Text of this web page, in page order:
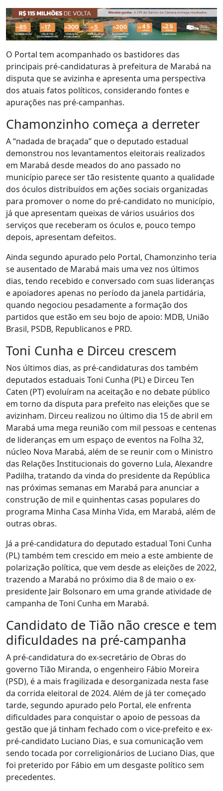
O Portal tem acompanhado os bastidores das
principais pré-candidaturas à prefeitura de Marabá na
disputa que se avizinha e apresenta uma perspectiva
dos atuais fatos políticos, considerando fontes e
apurações nas pré-campanhas.
Chamonzinho começa a derreter
A “nadada de braçada” que o deputado estadual
demonstrou nos levantamentos eleitorais realizados
em Marabá desde meados do ano passado no
município parece ser tão resistente quanto a qualidade
dos óculos distribuídos em ações sociais organizadas
para promover o nome do pré-candidato no município,
já que apresentam queixas de vários usuários dos
serviços que receberam os óculos e, pouco tempo
depois, apresentam defeitos.
Ainda segundo apurado pelo Portal, Chamonzinho teria
se ausentado de Marabá mais uma vez nos últimos
dias, tendo recebido e conversado com suas lideranças
e apoiadores apenas no período da janela partidária,
quando negociou pesadamente a formação dos
partidos que estão em seu bojo de apoio: MDB, União
Brasil, PSDB, Republicanos e PRD.
Toni Cunha e Dirceu crescem
Nos últimos dias, as pré-candidaturas dos também
deputados estaduais Toni Cunha (PL) e Dirceu Ten
Caten (PT) evoluíram na aceitação e no debate público
em torno da disputa para prefeito nas eleições que se
avizinham. Dirceu realizou no último dia 15 de abril em
Marabá uma mega reunião com mil pessoas e centenas
de lideranças em um espaço de eventos na Folha 32,
núcleo Nova Marabá, além de se reunir com o Ministro
das Relações Institucionais do governo Lula, Alexandre
Padilha, tratando da vinda do presidente da República
nas próximas semanas em Marabá para anunciar a
construção de mil e quinhentas casas populares do
programa Minha Casa Minha Vida, em Marabá, além de
outras obras.
Já a pré-candidatura do deputado estadual Toni Cunha
(PL) também tem crescido em meio a este ambiente de
polarização política, que vem desde as eleições de 2022,
trazendo a Marabá no próximo dia 8 de maio o ex-
presidente Jair Bolsonaro em uma grande atividade de
campanha de Toni Cunha em Marabá.
Candidato de Tião não cresce e tem
dificuldades na pré-campanha
A pré-candidatura do ex-secretário de Obras do
governo Tião Miranda, o engenheiro Fábio Moreira
(PSD), é a mais fragilizada e desorganizada nesta fase
da corrida eleitoral de 2024. Além de já ter começado
tarde, segundo apurado pelo Portal, ele enfrenta
dificuldades para conquistar o apoio de pessoas da
gestão que já tinham fechado com o vice-prefeito e ex-
pré-candidato Luciano Dias, e sua comunicação vem
sendo tocada por correligionários de Luciano Dias, que
foi preterido por Fábio em um desgaste político sem
precedentes.